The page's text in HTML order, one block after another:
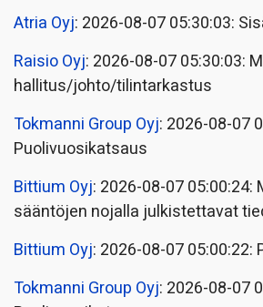
Atria Oyj: 2026-08-07 05:30:03:
Raisio Oyj: 2026-08-07 05:30:03:
hallitus/johto/tilintarkastus
Tokmanni Group Oyj: 2026-08-07
Puolivuosikatsaus
Bittium Oyj: 2026-08-07 05:00:24:
sääntöjen nojalla julkistettavat
Bittium Oyj: 2026-08-07
Tokmanni Group Oyj: 2026-08-07